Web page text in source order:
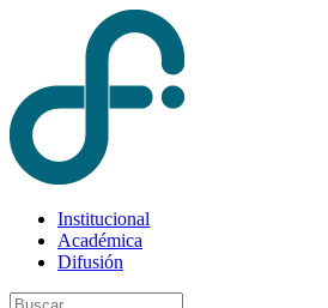
Institucional
Académica
Difusión